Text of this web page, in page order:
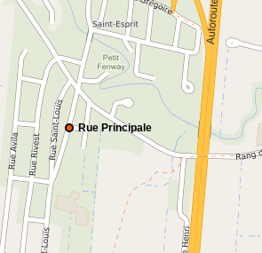
Rue Principale